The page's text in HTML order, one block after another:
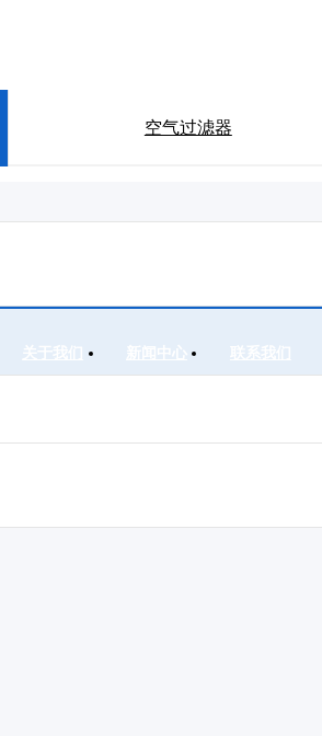
关于我们 新闻中心 联系我们
空气过滤器